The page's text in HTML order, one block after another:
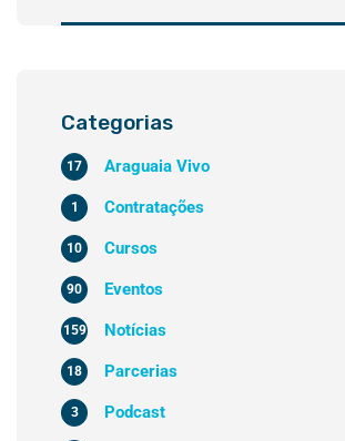
Categorias
Araguaia Vivo
17
Contratações
1
Cursos
10
Eventos
90
Notícias
159
Parcerias
18
Podcast
3